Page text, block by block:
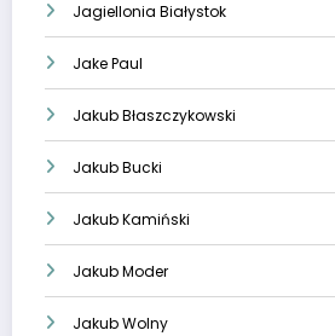
Jagiellonia Białystok
Jake Paul
Jakub Błaszczykowski
Jakub Bucki
Jakub Kamiński
Jakub Moder
Jakub Wolny